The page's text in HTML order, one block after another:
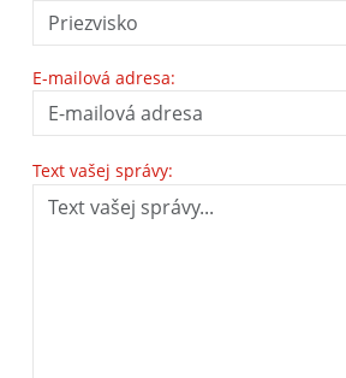
E-mailová adresa:
Text vašej správy: